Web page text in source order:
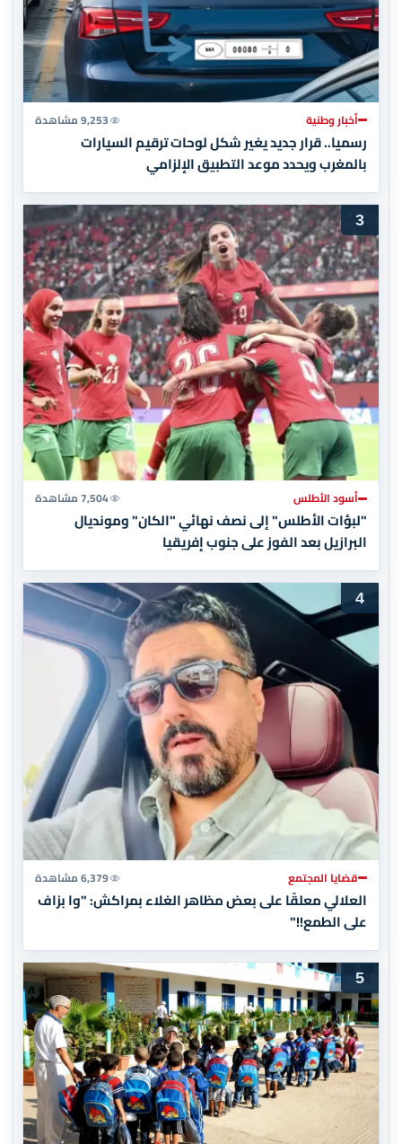
أخبار وطنية 9,253 مشاهدة
رسميا.. قرار جديد يغير شكل لوحات ترقيم السيارات
بالمغرب ويحدد موعد التطبيق الإلزامي
3
أسود الأطلس 7,504 مشاهدة
"لبؤات الأطلس" إلى نصف نهائي "الكان" ومونديال
البرازيل بعد الفوز على جنوب إفريقيا
4
قضايا المجتمع 6,379 مشاهدة
العلالي معلقًا على بعض مظاهر الغلاء بمراكش: "وا بزاف
على الطمع!!"
5